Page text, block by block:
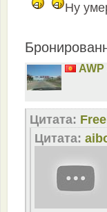
Ну
AWP
Цитата:
Цитата: